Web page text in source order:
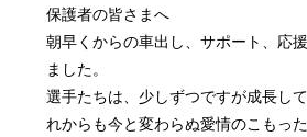
保護者の皆さまへ
朝早くからの車出し、サポート、応
ました。
選手たちは、少しずつですが成長し
れからも今と変わらぬ愛情のこもっ